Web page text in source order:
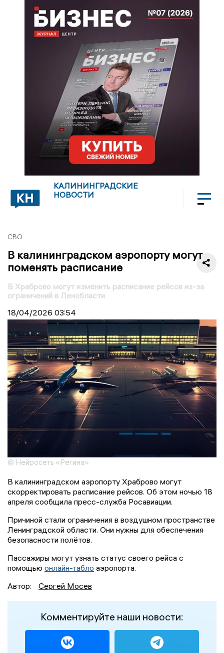
КАЛИНИНГРАДСКИЕ
НОВОСТИ
СВО
В калининградском аэропорту могут
поменять расписание
В Храброво могут изменить расписание рейсов из-за
ограничений в Ленобласти
18/04/2026 03:54
© Нейросеть «Регина»
В калининградском аэропорту Храброво могут
скорректировать расписание рейсов. Об этом ночью 18
апреля сообщила пресс-служба Росавиации.
Причиной стали ограничения в воздушном пространстве
Ленинградской области. Они нужны для обеспечения
безопасности полётов.
Пассажиры могут узнать статус своего рейса с
помощью онлайн-табло аэропорта.
Автор:
Сергей Мосев
Комментируйте наши новости: